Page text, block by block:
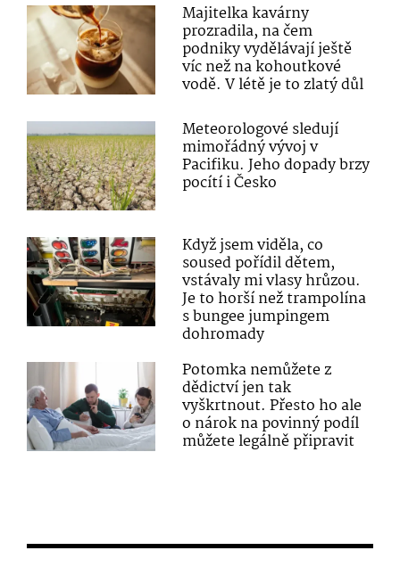
Majitelka kavárny
prozradila, na čem
podniky vydělávají ještě
víc než na kohoutkové
vodě. V létě je to zlatý důl
Meteorologové sledují
mimořádný vývoj v
Pacifiku. Jeho dopady brzy
pocítí i Česko
Když jsem viděla, co
soused pořídil dětem,
vstávaly mi vlasy hrůzou.
Je to horší než trampolína
s bungee jumpingem
dohromady
Potomka nemůžete z
dědictví jen tak
vyškrtnout. Přesto ho ale
o nárok na povinný podíl
můžete legálně připravit